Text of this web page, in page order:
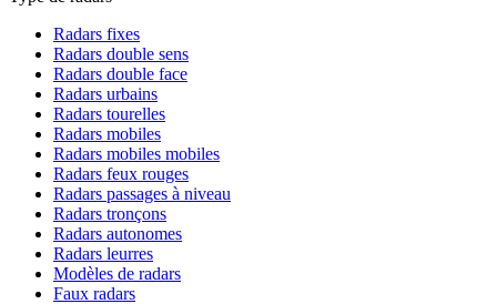
Radars fixes
Radars double sens
Radars double face
Radars urbains
Radars tourelles
Radars mobiles
Radars mobiles mobiles
Radars feux rouges
Radars passages à niveau
Radars tronçons
Radars autonomes
Radars leurres
Modèles de radars
Faux radars